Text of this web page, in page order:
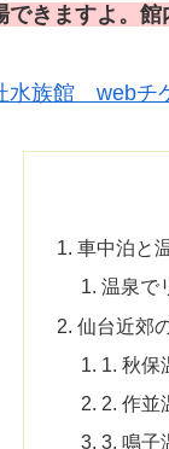
できますよ。館
水族館 webチ
車中泊と
温泉で
仙台近郊
1. 秋保
2. 作並
3. 鳴子